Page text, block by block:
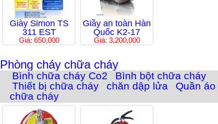
Giày Simon TS
311 EST
Giá: 650,000
Giầy an toàn Hàn
Quốc K2-17
Giá: 3,200,000
Phòng cháy chữa cháy
Bình chữa cháy Co2
Bình bột chữa cháy
Thiết bị chữa cháy
chăn dập lửa
Quần áo
chữa cháy